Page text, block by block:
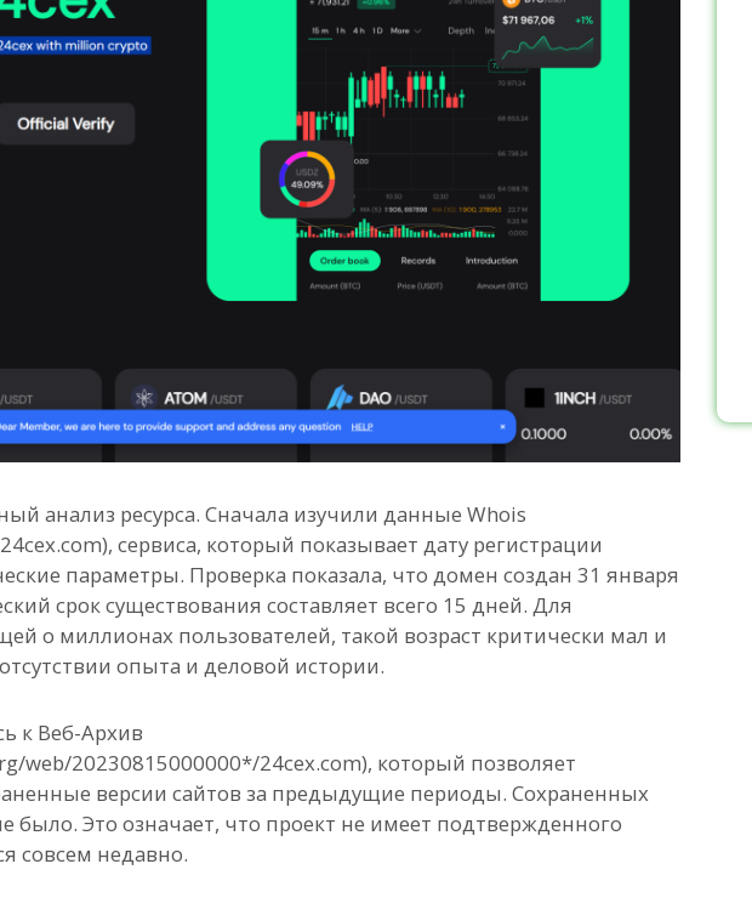
анализ ресурса. Сначала изучили данные Whois
сервиса, который показывает дату регистрации
параметры. Проверка показала, что домен создан 31 января
срок существования составляет всего 15 дней. Для
о миллионах пользователей, такой возраст критически мал и
опыта и деловой истории.
к Веб-Архив
web/20230815000000*/24cex.com), который позволяет
версии сайтов за предыдущие периоды. Сохраненных
было. Это означает, что проект не имеет подтвержденного
совсем недавно.